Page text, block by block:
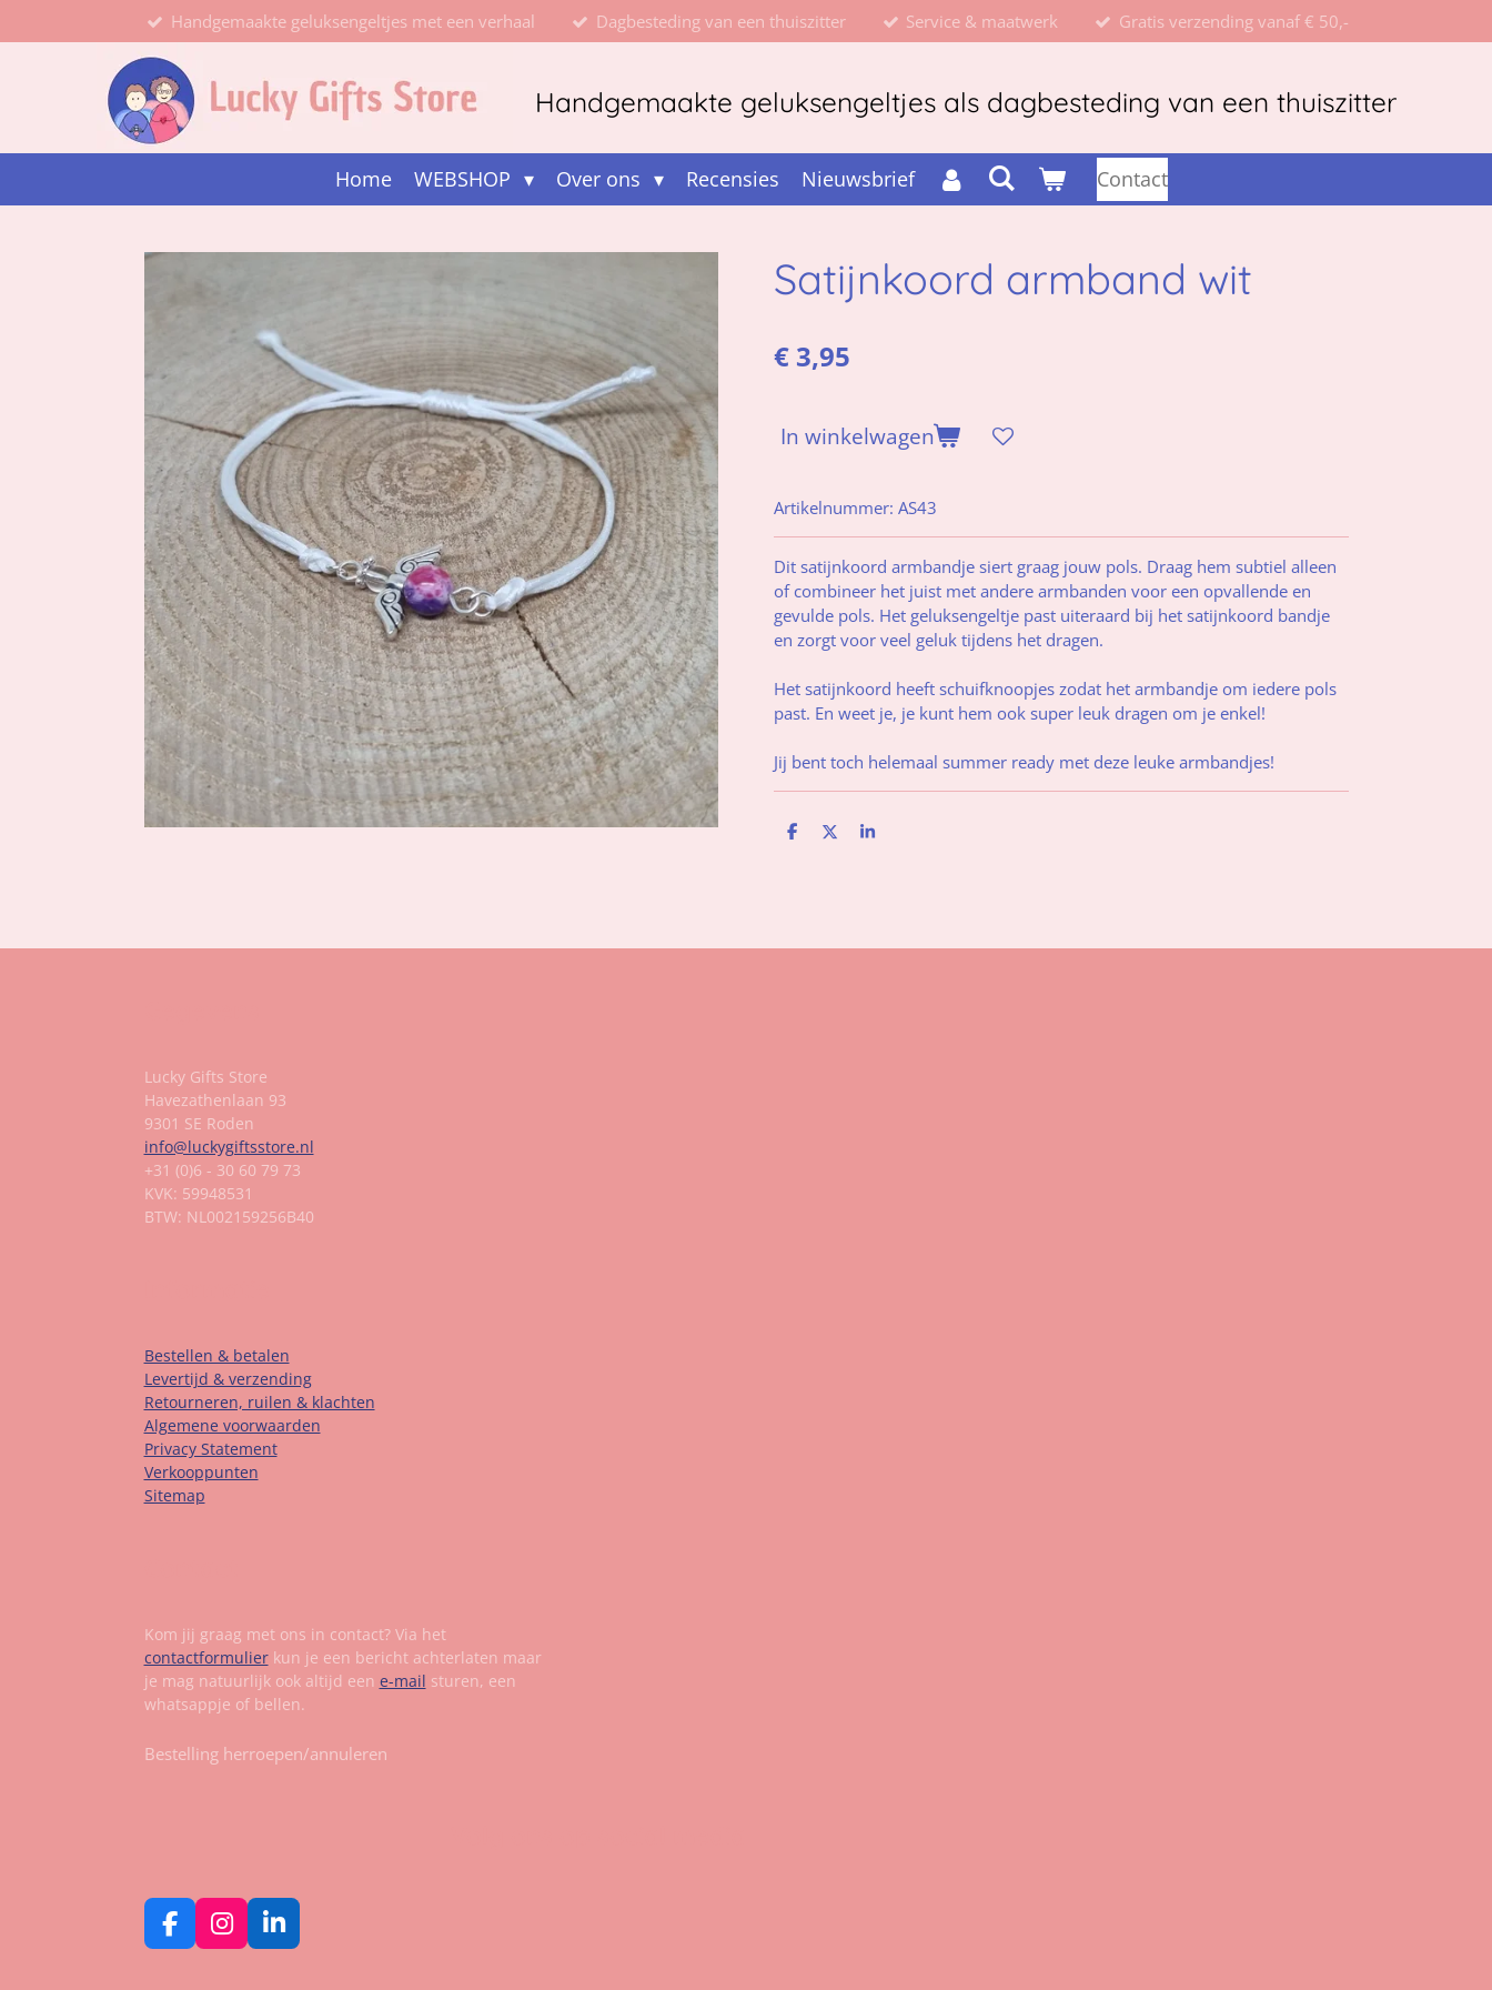
direct
hoofdinhoud
Handgemaakte geluksengeltjes met een verhaal Dagbesteding van een thuiszitter Service & maatwerk Gratis verzending vanaf € 50,-
Handgemaakte geluksengeltjes als dagbesteding van een thuiszitter
Home WEBSHOP Over ons Recensies Nieuwsbrief Contact
Satijnkoord armband wit
€ 3,95
In winkelwagen
Artikelnummer: AS43
Dit satijnkoord armbandje siert graag jouw pols. Draag hem subtiel alleen
of combineer het juist met andere armbanden voor een opvallende en
gevulde pols. Het geluksengeltje past uiteraard bij het satijnkoord bandje
en zorgt voor veel geluk tijdens het dragen.
Het satijnkoord heeft schuifknoopjes zodat het armbandje om iedere pols
past. En weet je, je kunt hem ook super leuk dragen om je enkel!
Jij bent toch helemaal summer ready met deze leuke armbandjes!
D
D
S
Lucky Gifts Store
Havezathenlaan 93
9301 SE Roden
info@luckygiftsstore.nl
+31 (0)6 - 30 60 79 73
KVK: 59948531
BTW: NL002159256B40
Bestellen & betalen
Levertijd & verzending
Retourneren, ruilen & klachten
Algemene voorwaarden
Privacy Statement
Verkooppunten
Sitemap
Kom jij graag met ons in contact? Via het
contactformulierkun je een bericht achterlaten maar
je mag natuurlijk ook altijd een e-mail sturen, een
whatsappje of bellen.
Bestelling herroepen/annuleren
F
a
I
n
L
i